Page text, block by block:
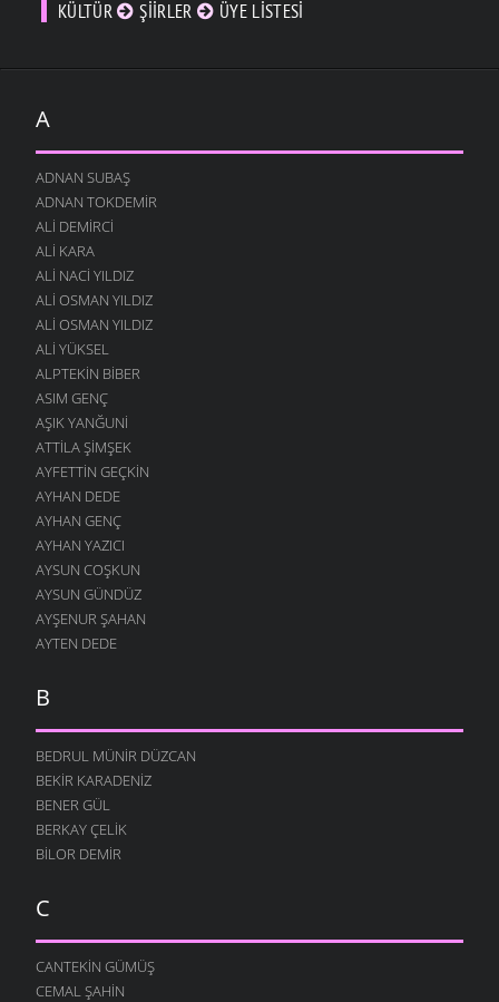
KÜLTÜR ŞIIRLER ÜYE LISTESI
A
ADNAN SUBAŞ
ADNAN TOKDEMIR
ALI DEMIRCI
ALI KARA
ALI NACI YILDIZ
ALI OSMAN YILDIZ
ALI OSMAN YILDIZ
ALI YÜKSEL
ALPTEKIN BIBER
ASIM GENÇ
AŞIK YANĞUNI
ATTILA ŞIMŞEK
AYFETTIN GEÇKIN
AYHAN DEDE
AYHAN GENÇ
AYHAN YAZICI
AYSUN COŞKUN
AYSUN GÜNDÜZ
AYŞENUR ŞAHAN
AYTEN DEDE
B
BEDRUL MÜNIR DÜZCAN
BEKIR KARADENIZ
BENER GÜL
BERKAY ÇELIK
BILOR DEMIR
C
CANTEKIN GÜMÜŞ
CEMAL ŞAHIN